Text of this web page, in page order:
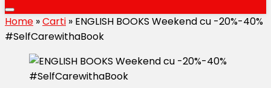
Home »Carti » ENGLISH BOOKS Weekend cu -20%-40%
#SelfCarewithaBook